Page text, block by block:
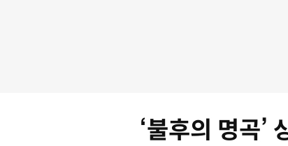
‘불후의 명곡